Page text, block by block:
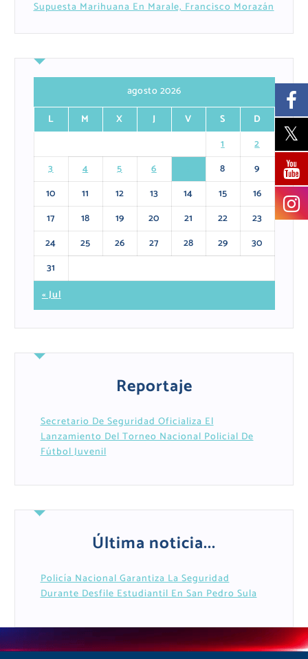
Supuesta Marihuana En Marale, Francisco Morazán
agosto 2026
L
M X J V S
D
1
2
3
4 5 6 8
9
10
11 12 13 14 15
16
17
18 19 20 21 22
23
24
25 26 27 28 29
30
31
« Jul
Reportaje
Secretario De Seguridad Oficializa El
Lanzamiento Del Torneo Nacional Policial De
Fútbol Juvenil
Última noticia...
Policía Nacional Garantiza La Seguridad
Durante Desfile Estudiantil En San Pedro Sula